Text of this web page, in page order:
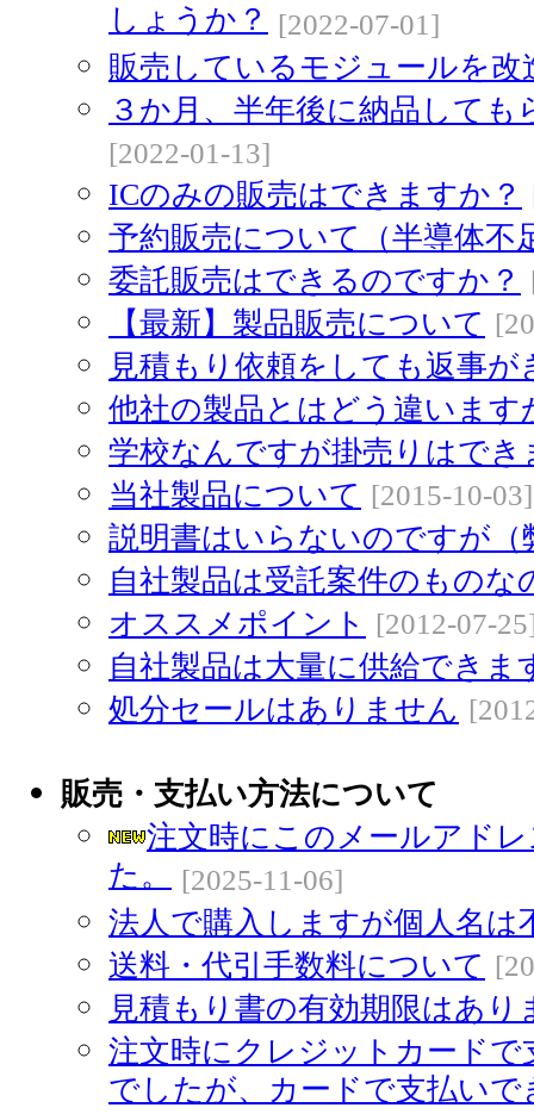
しょうか？ [2022-07-01]
販売しているモジュールを改
３か月、半年後に納品して
[2022-01-13]
ICのみの販売はできますか？
予約販売について（半導体不
委託販売はできるのですか？
【最新】製品販売について
見積もり依頼をしても返事が
他社の製品とはどう違います
学校なんですが掛売りはでき
当社製品について [2015-10-03]
説明書はいらないのですが（
自社製品は受託案件のものな
オススメポイント
[2012-07-
自社製品は大量に供給できま
処分セールはありません
販売・支払い方法について
注文時にこのメールアド
た。 [2025-11-06]
法人で購入しますが個人名は
送料・代引手数料について
見積もり書の有効期限はあり
注文時にクレジットカード
でしたが、カードで支払い